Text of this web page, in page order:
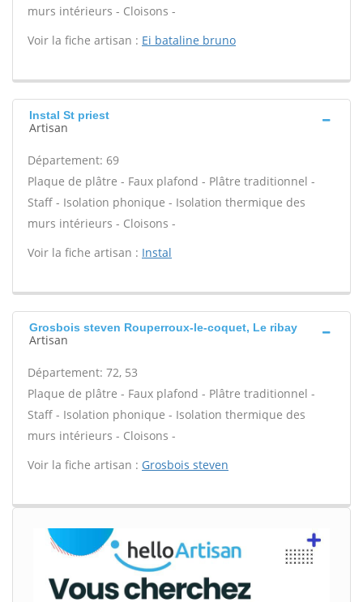
murs intérieurs - Cloisons -
Voir la fiche artisan : Ei bataline bruno
Instal St priest
Artisan
Département: 69
Plaque de plâtre - Faux plafond - Plâtre traditionnel -
Staff - Isolation phonique - Isolation thermique des
murs intérieurs - Cloisons -
Voir la fiche artisan : Instal
Grosbois steven Rouperroux-le-coquet, Le ribay
Artisan
Département: 72, 53
Plaque de plâtre - Faux plafond - Plâtre traditionnel -
Staff - Isolation phonique - Isolation thermique des
murs intérieurs - Cloisons -
Voir la fiche artisan : Grosbois steven